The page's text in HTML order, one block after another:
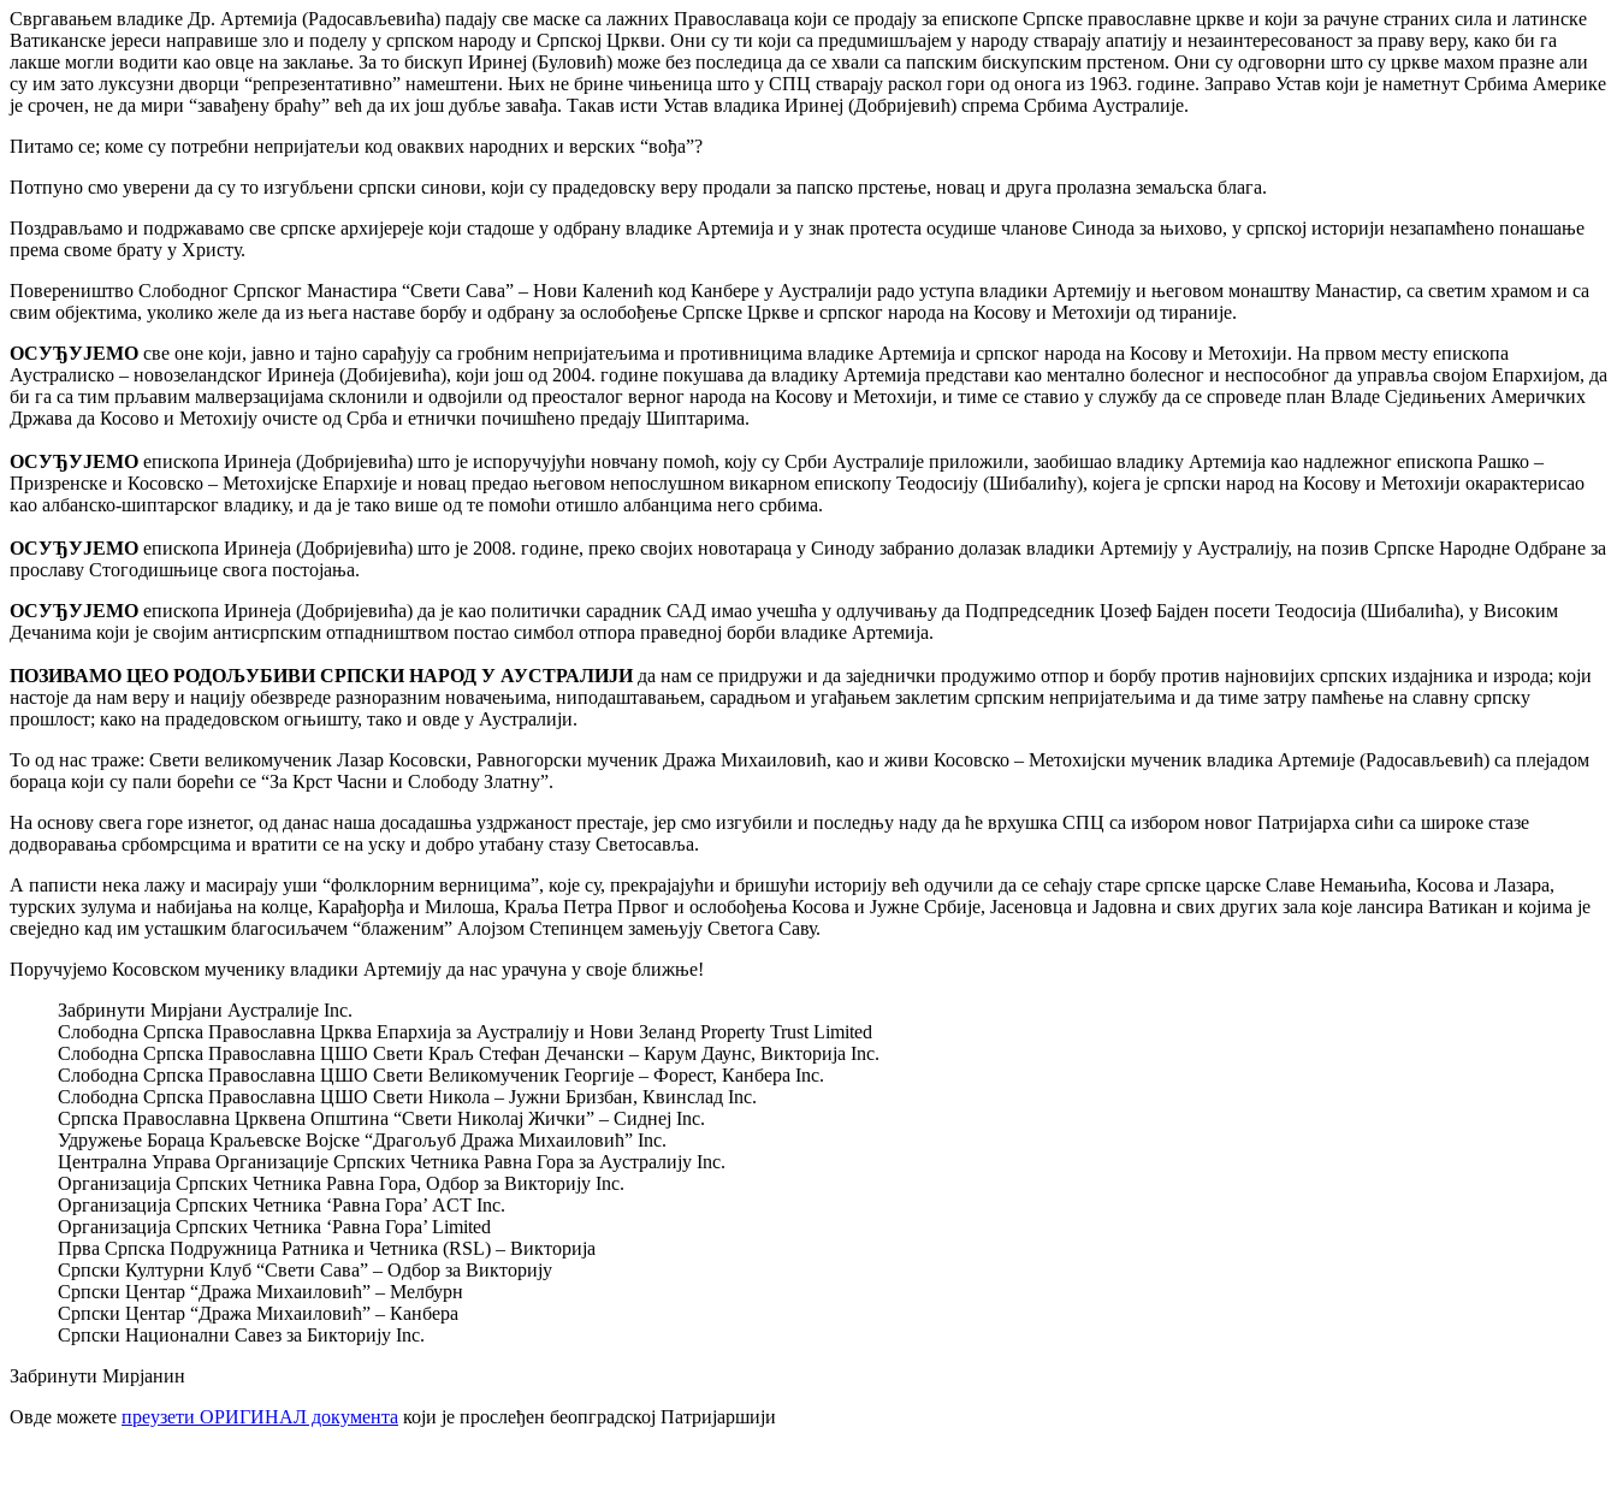
Свргавањем владике Др. Артемија (Радосављевића) падају све маске са лажних Православаца који се продају за епископе Српске православне цркве и који за рачуне страних сила и латинске
Ватиканске јереси направише зло и поделу у српском народу и Српској Цркви. Они су ти који са предuмишљајем у народу стварају апатију и незаинтересованост за праву веру, како би га
лакше могли водити као овце на заклање. За то бискуп Иринеј (Буловић) може без последица да сe хвали са папским бискупским прстеном. Они су одговорни што су цркве махом празне али
су им зато луксузни дворци “репрезентативно” намештени. Њих не брине чињеница што у СПЦ стварају раскол гори од онога из 1963. године. Заправо Устав који је наметнут Србима Америке
је срочен, не да мири “завађену браћу” већ да их још дубље завађа. Такав исти Устав владика Иринеј (Добријевић) спрема Србима Аустралије.
Питамо се; коме су потребни непријатељи код оваквих народних и верских “вођа”?
Потпуно смо уверени да су то изгубљени српски синови, који су прадедовску веру продали за папско прстење, новац и друга пролазна земаљска блага.
Поздрављамо и подржавамо све српске архијереје који стадоше у одбрану владике Артемија и у знак протеста осудише чланове Синода за њихово, у српској историји незапамћено понашање
према своме брату у Христу.
Повереништво Слободног Српског Манастира “Свети Сава” – Нови Каленић код Канбере у Аустралији радо уступа владики Артемију и његовом монаштву Манастир, са светим храмом и са
свим објектима, уколико желе да из њега наставе борбу и одбрану за ослобођење Српске Цркве и српског народа на Косову и Метохији од тираније.
ОСУЂУЈЕМО све оне који, јавно и тајно сарађују са гробним непријатељима и противницима владике Артемија и српског народа на Косову и Метохији. На првом месту епископа
Аустралиско – новозеландског Иринеја (Добијевића), који још од 2004. године покушава да владику Артемија представи као ментално болесног и неспособног да управља својом Епархијом, да
би га са тим прљавим малверзацијама склонили и одвојили од преосталог верног народа на Косову и Метохији, и тиме се ставио у службу да се спроведе план Владе Сједињених Америчких
Држава да Косово и Метохију очисте од Срба и етнички почишћено предају Шиптарима.
ОСУЂУЈЕМО епископа Иринеја (Добријевића) што је испоручујући новчану помоћ, коју су Срби Аустралије приложили, заобишао владику Артемија као надлежног епископа Рашко –
Призренске и Косовско – Метохијске Епархије и новац предао његовом непослушном викарном епископу Теодосију (Шибалићу), којега је српски народ на Косову и Метохији окарактерисао
као албанско-шиптарског владику, и да је тако више од те помоћи отишло албанцима него србима.
ОСУЂУЈЕМО епископа Иринеја (Добријевића) што је 2008. године, преко својих новотараца у Синоду забранио долазак владики Артемију у Аустралију, на позив Српске Народне Одбране за
прославу Стогодишњице свога постојања.
ОСУЂУЈЕМО епископа Иринеја (Добријевића) да је као политички сарадник САД имао учешћа у одлучивању да Подпредседник Џозеф Бајден посети Теодосија (Шибалића), у Високим
Дечанима који је својим антисрпским отпадништвом постао симбол отпора праведној борби владике Артемија.
ПОЗИВАМО ЦЕО РОДОЉУБИВИ СРПСКИ НАРОД У АУСТРАЛИЈИда нам се придружи и да заједнички продужимо отпор и борбу против најновијих српских издајника и изрода; који
настоје да нам веру и нацију обезвреде разноразним новачењима, ниподаштавањем, сарадњом и угађањем заклетим српским непријатељима и да тиме затру памћење на славну српску
прошлост; како на прадедовском огњишту, тако и овде у Аустралији.
То од нас траже: Свети великомученик Лазар Косовски, Равногорски мученик Дража Михаиловић, као и живи Косовско – Метохијски мученик владика Артемије (Радосављевић) са плејадом
бораца који су пали борећи се “За Крст Часни и Слободу Златну”.
На основу свега горе изнетог, од данас наша досадашња уздржаност престаје, јер смо изгубили и последњу наду да ће врхушка СПЦ са избором новог Патријарха сићи са широке стазе
додворавања србомрсцима и вратити се на уску и добро утабану стазу Светосавља.
А паписти нека лажу и масирају уши “фолклорним верницима”, које су, прекрајајући и бришући историју већ одучили да се сећају старе српске царске Славе Немањића, Косова и Лазара,
турских зулума и набијања на колце, Карађорђа и Милоша, Краља Петра Првог и ослобођења Косова и Јужне Србије, Јасеновца и Јадовна и свих других зала које лансира Ватикан и којима је
свеједно кад им усташким благосиљачем “блаженим” Алојзом Степинцем замењују Светога Саву.
Поручујемо Косовском мученику владики Артемију да нас урачуна у своје ближње!
Забринути Мирјани Аустралијe Inc.
Слободнa Српскa Православнa Црквa Епархијa за Аустралију и Нови Зеланд Property Trust Limited
Слободнa Српскa Православнa ЦШО Свети Краљ Стефан Дечански – Карум Даунс, Викторија Inc.
Слободнa Српскa Православнa ЦШО Свети Великомученик Георгије – Форест, Канбера Inc.
Слободнa Српскa Православнa ЦШО Свети Никола – Јужни Бризбан, Квинслад Inc.
Српска Православна Црквена Општина “Свети Николај Жички” – Сиднеј Inc.
Удружење Бораца Kpaљeвcкe Bojcкe “Драгoљуб Дража Михаиловић” Inc.
Централна Управа Организације Српских Четника Равна Гора за Аустралију Inc.
Организација Српских Четника Равна Гора, Oдбор за Викторију Inc.
Организација Српских Четника ‘Равна Гора’ ACT Inc.
Организација Српских Четника ‘Равна Гора’ Limited
Прва Српска Подружница Ратника и Четника (RSL) – Викторија
Српски Културни Клуб “Свети Сава” – Одбор за Викторију
Српски Центар “Дража Михаиловић” – Мелбурн
Српски Центар “Дража Михаиловић” – Канбера
Српски Национални Савез за Бикторију Inc.
Забринути Мирјанин
Овде можете преузети ОРИГИНАЛ документа који је прослеђен беопградској Патријаршији